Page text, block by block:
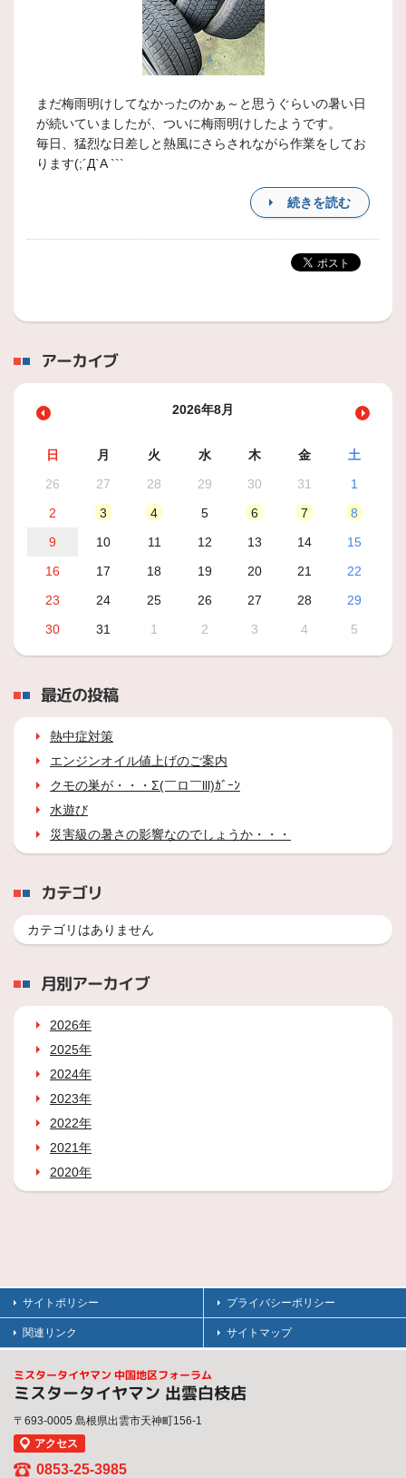
まだ梅雨明けしてなかったのかぁ～と思うぐらいの暑い日
が続いていましたが、ついに梅雨明けしたようです。
毎日、猛烈な日差しと熱風にさらされながら作業をしてお
ります(;´Д`A ```
続きを読む
アーカイブ
2026年8月
日 月 火 水 木 金
土
26
27 28 29 30 31
1
2
3 4 5 6 7
8
9
10 11 12 13 14
15
16
17 18 19 20 21
22
23
24 25 26 27 28
29
30
31 1 2 3 4 5
最近の投稿
熱中症対策
エンジンオイル値上げのご案内
クモの巣が・・・Σ(￣ロ￣lll)ｶﾞｰﾝ
水遊び
災害級の暑さの影響なのでしょうか・・・
カテゴリ
カテゴリはありません
月別アーカイブ
2026年
2025年
2024年
2023年
2022年
2021年
2020年
サイトポリシー プライバシーポリシー
関連リンク サイトマップ
ミスタータイヤマン 中国地区フォーラム
ミスタータイヤマン 出雲白枝店
〒693-0005 島根県出雲市天神町156-1
アクセス
0853-25-3985